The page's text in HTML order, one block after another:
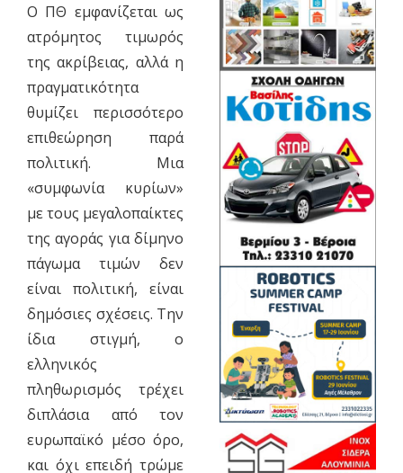
Ο ΠΘ εμφανίζεται ως
ατρόμητος τιμωρός
της ακρίβειας, αλλά η
πραγματικότητα
θυμίζει περισσότερο
επιθεώρηση παρά
πολιτική. Μια
«συμφωνία κυρίων»
με τους μεγαλοπαίκτες
της αγοράς για δίμηνο
πάγωμα τιμών δεν
είναι πολιτική, είναι
δημόσιες σχέσεις. Την
ίδια στιγμή, ο
ελληνικός
πληθωρισμός τρέχει
διπλάσια από τον
ευρωπαϊκό μέσο όρο,
και όχι επειδή τρώμε